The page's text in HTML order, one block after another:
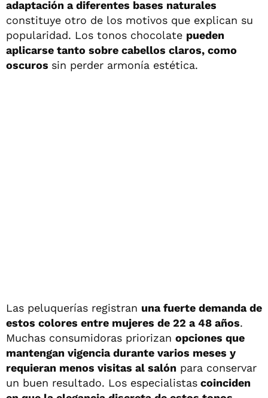
adaptación a diferentes bases naturales
constituye otro de los motivos que explican su
popularidad. Los tonos chocolate pueden
aplicarse tanto sobre cabellos claros, como
oscuros sin perder armonía estética.
Las peluquerías registran una fuerte demanda de
estos colores entre mujeres de 22 a 48 años.
Muchas consumidoras priorizan opciones que
mantengan vigencia durante varios meses y
requieran menos visitas al salón para conservar
un buen resultado. Los especialistas coinciden